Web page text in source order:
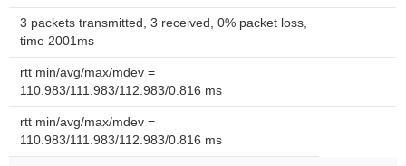
3 packets transmitted, 3 received, 0% packet loss,
time 2001ms
rtt min/avg/max/mdev =
110.983/111.983/112.983/0.816 ms
rtt min/avg/max/mdev =
110.983/111.983/112.983/0.816 ms